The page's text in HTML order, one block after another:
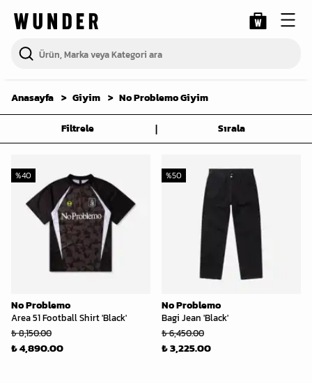
Anasayfa Giyim No Problemo Giyim
Filtrele | Sırala
No Problemo
Area 51 Football Shirt 'Black'
%40
₺ 8,150.00
₺ 4,890.00
No Problemo
Bagi Jean 'Black'
%50
₺ 6,450.00
₺ 3,225.00